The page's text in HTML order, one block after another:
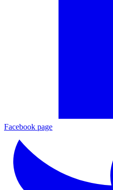
Facebook page